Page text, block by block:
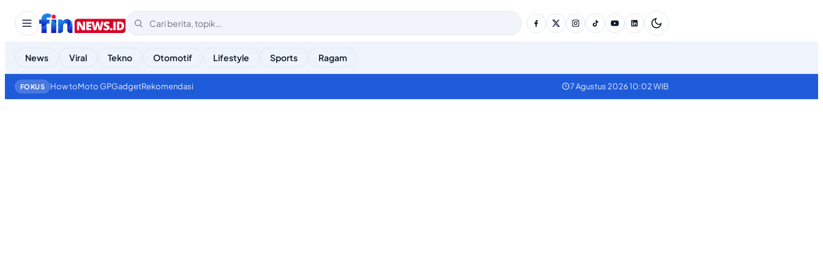
News Viral Tekno Otomotif Lifestyle Sports Ragam
FOKUS How toMoto GPGadgetRekomendasi 7 Agustus 2026 10:02 WIB